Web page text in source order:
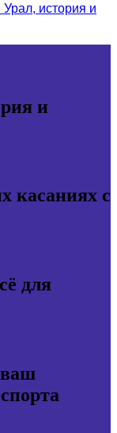
история и
и
касаниях с
для